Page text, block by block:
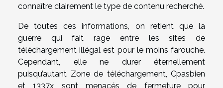
connaître clairement le type de contenu recherché.
De toutes ces informations, on retient que la
guerre qui fait rage entre les sites de
téléchargement illégal est pour le moins farouche.
Cependant, elle ne durer éternellement
puisqu’autant Zone de téléchargement, Cpasbien
et 1337x sont menacés de fermeture pour